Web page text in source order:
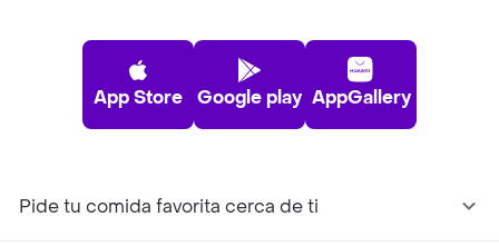
App Store Google play AppGallery
Pide tu comida favorita cerca de ti